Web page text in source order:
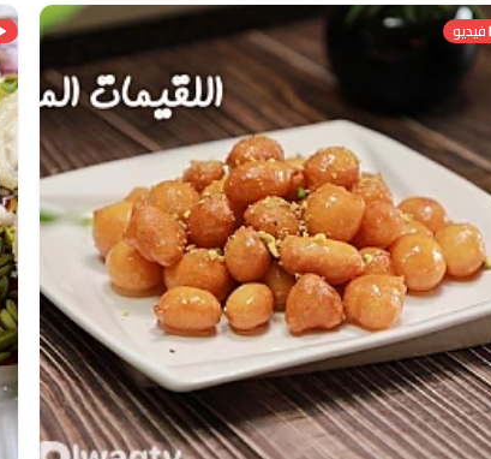
فيديو